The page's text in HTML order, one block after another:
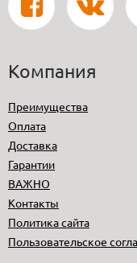
Компания
Преимущества
Оплата
Доставка
Гарантии
ВАЖНО
Контакты
Политика сайта
Пользовательское